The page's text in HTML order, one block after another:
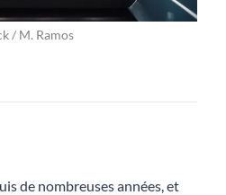
/ M. Ramos
de nombreuses années, et